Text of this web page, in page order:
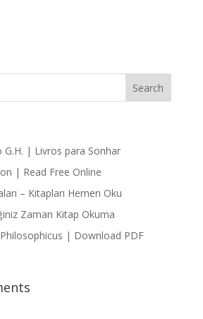
G.H. | Livros para Sonhar
| Read Free Online
– Kitapları Hemen Oku
Zaman Kitap Okuma
| Download PDF